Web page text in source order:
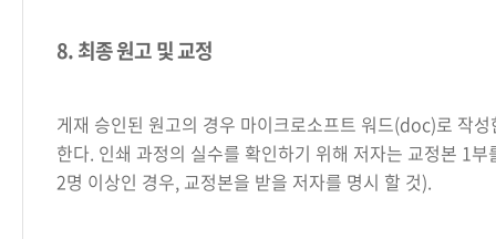
8. 최종 원고 및 교정
게재 승인된 원고의 경우 마이크로소프트 워드(doc)로 작
한다. 인쇄 과정의 실수를 확인하기 위해 저자는 교정본 1
2명 이상인 경우, 교정본을 받을 저자를 명시 할 것).